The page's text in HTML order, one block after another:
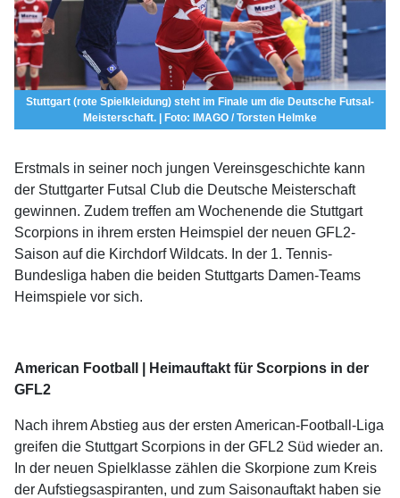
Stuttgart (rote Spielkleidung) steht im Finale um die Deutsche Futsal-
Meisterschaft. | Foto: IMAGO / Torsten Helmke
Erstmals in seiner noch jungen Vereinsgeschichte kann
der Stuttgarter Futsal Club die Deutsche Meisterschaft
gewinnen. Zudem treffen am Wochenende die Stuttgart
Scorpions in ihrem ersten Heimspiel der neuen GFL2-
Saison auf die Kirchdorf Wildcats. In der 1. Tennis-
Bundesliga haben die beiden Stuttgarts Damen-Teams
Heimspiele vor sich.
American Football | Heimauftakt für Scorpions in der
GFL2
Nach ihrem Abstieg aus der ersten American-Football-Liga
greifen die Stuttgart Scorpions in der GFL2 Süd wieder an.
In der neuen Spielklasse zählen die Skorpione zum Kreis
der Aufstiegsaspiranten, und zum Saisonauftakt haben sie